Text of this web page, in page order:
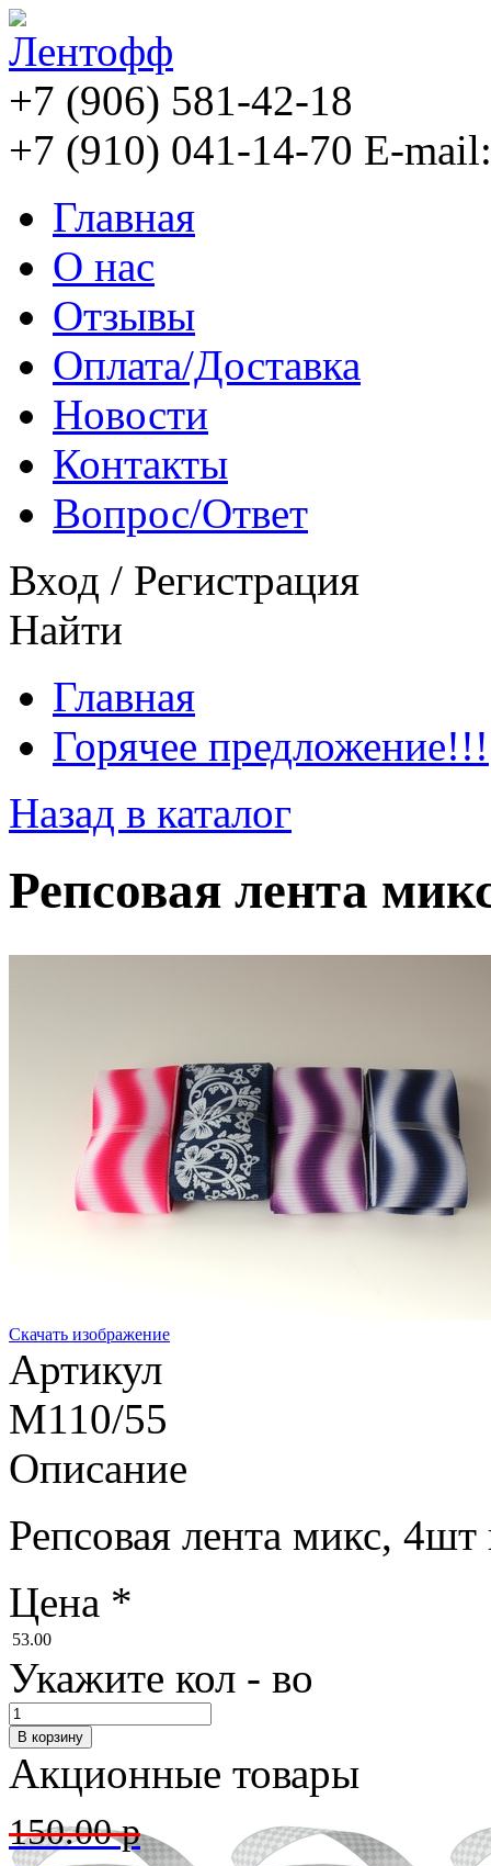
+7 (906) 581-42-18
+7 (910) 041-14-70 E-
Главная
О нас
Отзывы
Оплата/Доставка
Новости
Контакты
Вопрос/Ответ
Вход / Регистрация
Найти
Главная
Горячее предложение!!!
Назад в каталог
Репсовая лента
Скачать изображение
Артикул
M110/55
Описание
Репсовая лента микс,
Цена *
53.00
Укажите кол - во
Акционные товары
150.00 р